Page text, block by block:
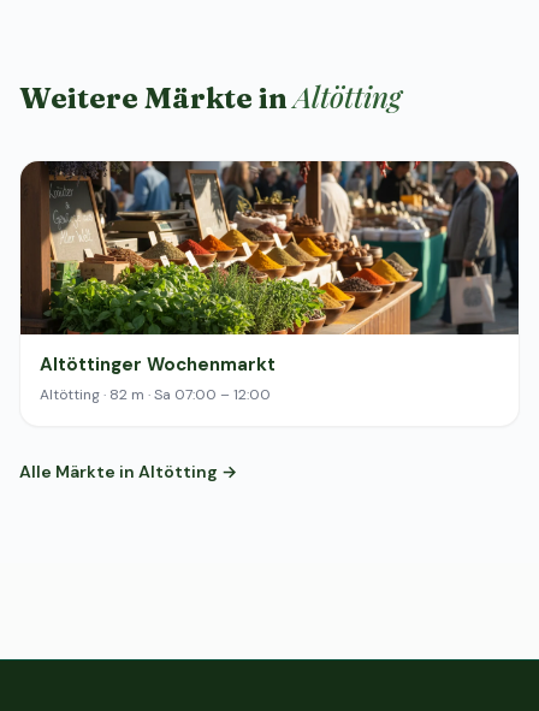
Weitere Märkte inAltötting
Altöttinger Wochenmarkt
Altötting · 82 m · Sa 07:00 – 12:00
Alle Märkte in Altötting →